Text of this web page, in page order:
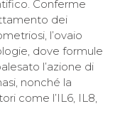
Conferme
dei
l’ovaio
dove formule
l’azione di
nonché la
come l’IL6, IL8,